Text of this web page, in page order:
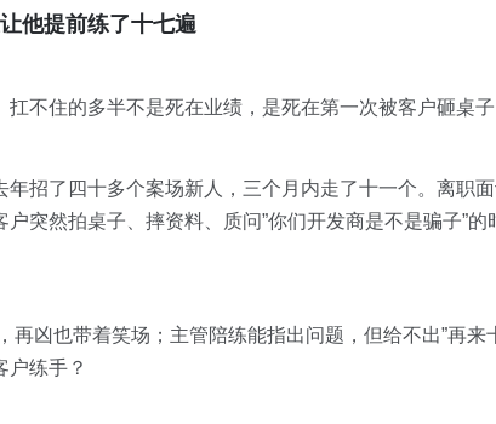
他提前练了十七遍
不住的多半不是死在业绩，是死在第一次被客户砸桌子
招了四十多个案场新人，三个月内走了十一个。离职面
突然拍桌子、摔资料、质问”你们开发商是不是骗子”
凶也带着笑场；主管陪练能指出问题，但给不出”再来
练手？